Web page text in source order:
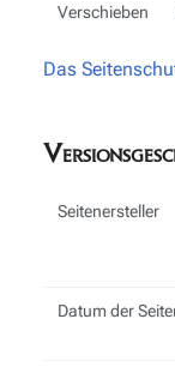
Verschieben
Das
Seitenersteller
Datum der